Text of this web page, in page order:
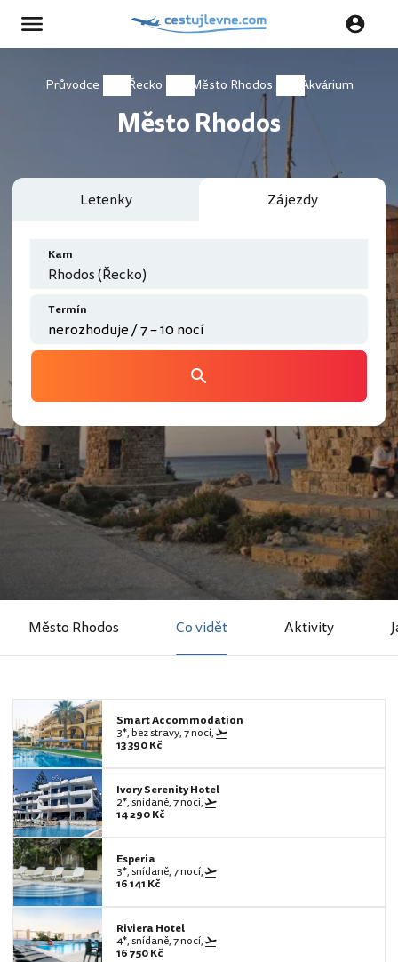
Průvodce Řecko Město Rhodos Akvárium
Město Rhodos
Letenky Zájezdy
Kam
Rhodos (Řecko)
Termín
Město Rhodos Co vidět Aktivity
Smart Accommodation
3*, bez stravy, 7 nocí,
13 390 Kč
Ivory Serenity Hotel
2*, snídaně, 7 nocí,
14 290 Kč
Esperia
3*, snídaně, 7 nocí,
16 141 Kč
Riviera Hotel
4*, snídaně, 7 nocí,
16 750 Kč